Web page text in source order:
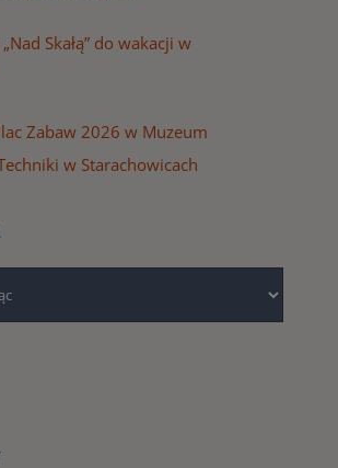
Skałą” do wakacji w
Zabaw 2026 w Muzeum
w Starachowicach